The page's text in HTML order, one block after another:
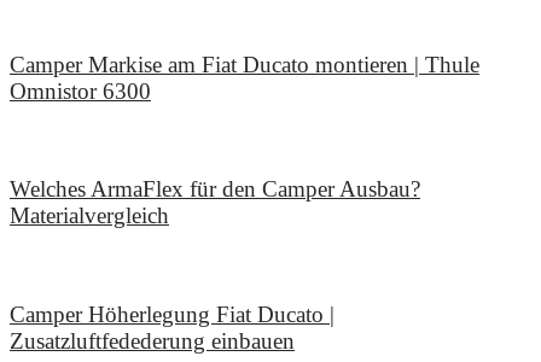
Camper Markise am Fiat Ducato montieren | Thule
Omnistor 6300
Welches ArmaFlex für den Camper Ausbau?
Materialvergleich
Camper Höherlegung Fiat Ducato |
Zusatzluftfedederung einbauen